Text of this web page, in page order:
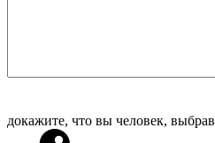
докажите, что вы человек, выбрав